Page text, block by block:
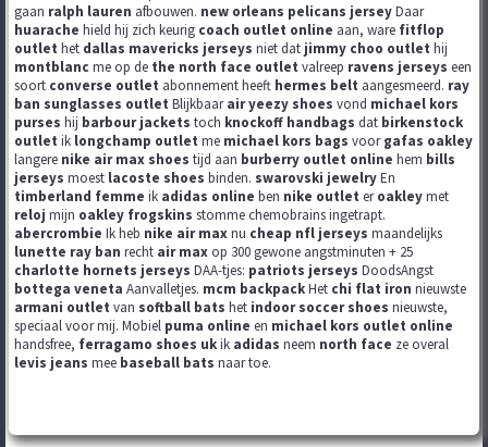
gaan ralph lauren afbouwen. new orleans pelicans jerseyDaar
huarache hield hij zich keurig coach outlet online aan, ware fitflop
outlet het dallas mavericks jerseys niet dat jimmy choo outlet hij
montblanc me op de the north face outlet valreep ravens jerseys een
soort converse outlet abonnement heeft hermes belt aangesmeerd. ray
ban sunglasses outlet Blijkbaarair yeezy shoes vond michael kors
purses hij barbour jackets toch knockoff handbags dat birkenstock
outlet ik longchamp outlet me michael kors bags voorgafas oakley
langere nike air max shoes tijd aan burberry outlet online hem bills
jerseys moest lacoste shoes binden. swarovski jewelryEn
timberland femme ik adidas online ben nike outlet eroakleymet
reloj mijn oakley frogskins stomme chemobrains ingetrapt.
abercrombie Ik heb nike air maxnu cheap nfl jerseys maandelijks
lunette ray ban recht air max op 300 gewone angstminuten + 25
charlotte hornets jerseys DAA-tjes: patriots jerseys DoodsAngst
bottega veneta Aanvalletjes. mcm backpackHet chi flat iron nieuwste
armani outlet van softball bats het indoor soccer shoes nieuwste,
speciaal voor mij. Mobiel puma online en michael kors outlet online
handsfree, ferragamo shoes ukik adidas neem north face ze overal
levis jeans mee baseball bats naar toe.